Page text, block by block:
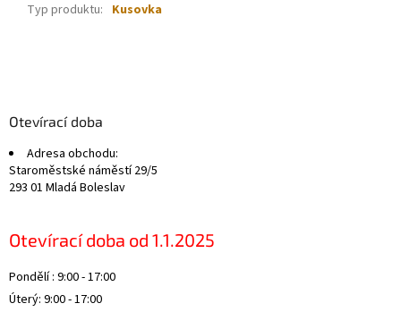
Typ produktu: Kusovka
Otevírací doba
Adresa obchodu:
Staroměstské náměstí 29/5
293 01 Mladá Boleslav
Otevírací doba od 1.1.2025
Pondělí : 9:00 - 17:00
Úterý: 9:00 - 17:00